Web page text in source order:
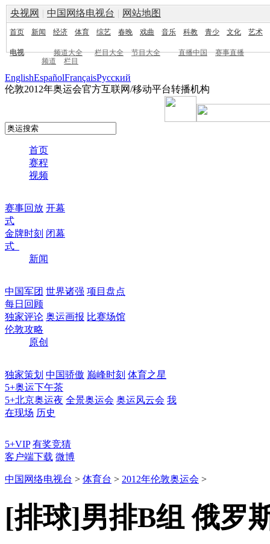
央视网 | 中国网络电视台 | 网站地图
首页 新闻 经济 体育 综艺 春晚 戏曲 音乐 科教 青少 文化 艺术
电视 频道大全 栏目大全 节目大全 直播中国
赛事直播
频道
栏目
EnglishEspañolFrançaisPусский
伦敦2012年奥运会官方互联网/移动平台转播机构
首页
赛程
视频
赛事回放 开幕
式
金牌时刻 闭幕
式
新闻
中国军团 世界诸强 项目盘点
每日回顾
独家评论 奥运画报 比赛场馆
伦敦攻略
原创
独家策划 中国骄傲 巅峰时刻 体育之星
5+奥运下午茶
5+北京奥运夜 全景奥运会 奥运风云会 我
在现场 历史
5+VIP 有奖竞猜
客户端下载 微博
中国网络电视台 > 体育台 > 2012年伦敦奥运会 >
[排球]男排B组 俄罗